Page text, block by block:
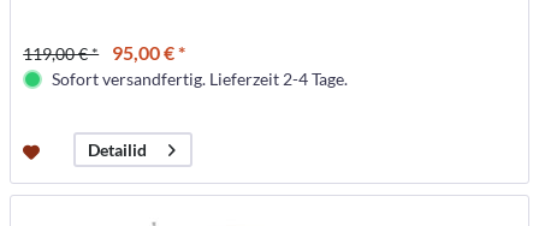
119,00 € * 95,00 € *
Sofort versandfertig. Lieferzeit 2-4 Tage.
Detailid